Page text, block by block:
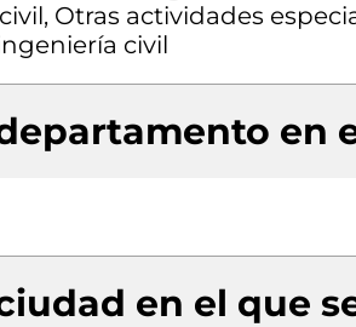
Otras actividades
civil
en
en el que